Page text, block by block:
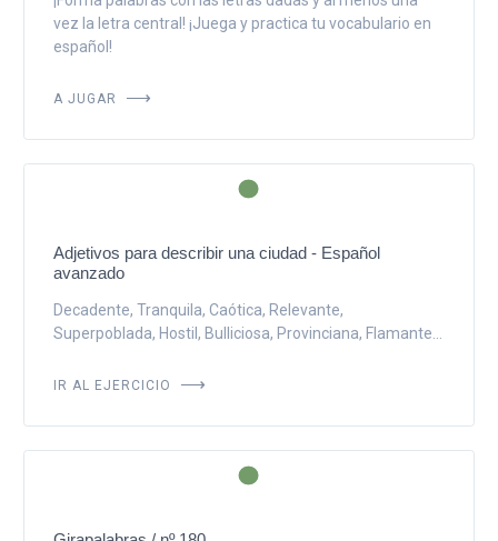
vez la letra central! ¡Juega y practica tu vocabulario en
español!
A JUGAR
Adjetivos para describir una ciudad - Español
avanzado
Decadente, Tranquila, Caótica, Relevante,
Superpoblada, Hostil, Bulliciosa, Provinciana, Flamante...
IR AL EJERCICIO